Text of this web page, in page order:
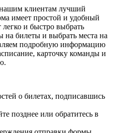
клиентам лучший
имеет простой и удобный
и быстро выбрать
билеты и выбрать места на
подробную информацию
карточку команды и
о билетах, подписавшись
позднее или обратитесь в